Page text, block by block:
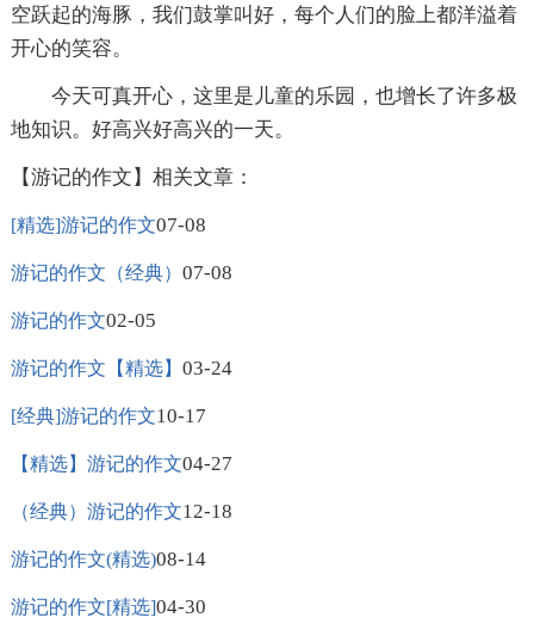
空跃起的海豚，我们鼓掌叫好，每个人们的脸上都洋溢着
开心的笑容。
今天可真开心，这里是儿童的乐园，也增长了许多极
地知识。好高兴好高兴的一天。
【游记的作文】相关文章：
[精选]游记的作文07-08
游记的作文（经典） 07-08
游记的作文02-05
游记的作文【精选】 03-24
[经典]游记的作文10-17
【精选】游记的作文04-27
（经典）游记的作文12-18
游记的作文(精选)08-14
游记的作文[精选]04-30